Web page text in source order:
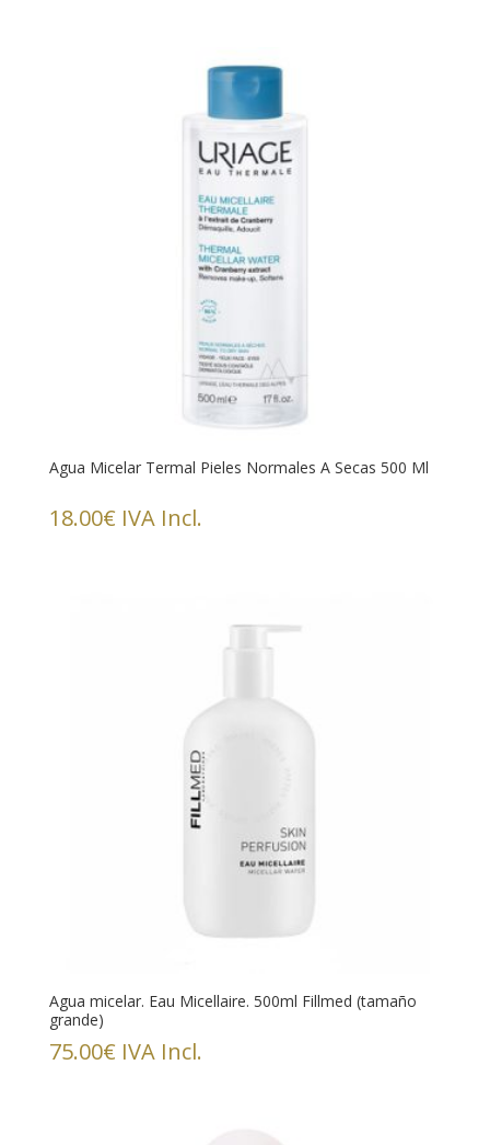
Agua Micelar Termal Pieles Normales A Secas 500 Ml
18.00€ IVA Incl.
Agua micelar. Eau Micellaire. 500ml Fillmed (tamaño
grande)
75.00€ IVA Incl.